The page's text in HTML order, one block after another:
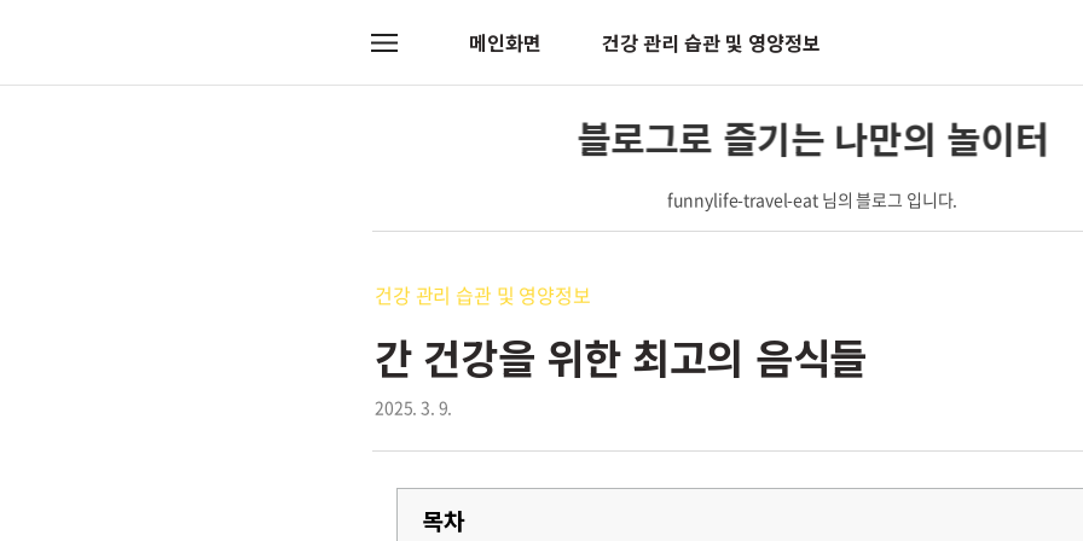
메인화면 건강 관리 습관 및 영양정보
메
블로그로 즐기는 나만의 놀이터
funnylife-travel-eat 님의 블로그 입니다.
건강 관리 습관 및 영양정보
간 건강을 위한 최고의 음식들
2025. 3. 9.
목차